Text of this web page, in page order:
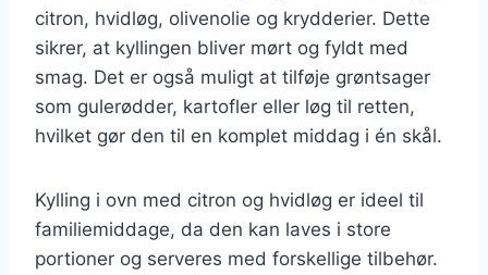
citron, hvidløg, olivenolie og krydderier. Dette
sikrer, at kyllingen bliver mørt og fyldt med
smag. Det er også muligt at tilføje grøntsager
som gulerødder, kartofler eller løg til retten,
hvilket gør den til en komplet middag i én skål.
Kylling i ovn med citron og hvidløg er ideel til
familiemiddage, da den kan laves i store
portioner og serveres med forskellige tilbehør.